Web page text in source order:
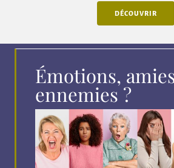
DÉCOUVRIR
Émotions,
ennemies ?